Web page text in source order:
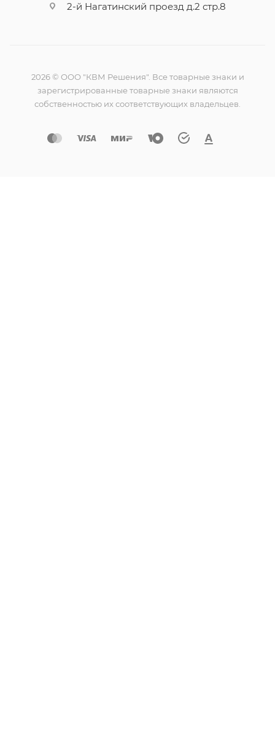
2-й Нагатинский проезд д.2 стр.8
2026 © ООО "КВМ Решения". Все товарные знаки и
зарегистрированные товарные знаки являются
собственностью их соответствующих владельцев.